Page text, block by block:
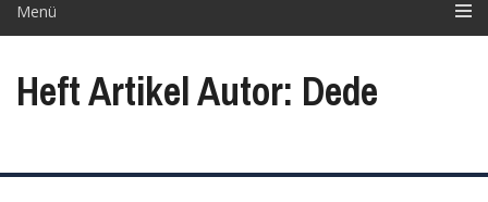
Menü
Heft Artikel Autor: Dede